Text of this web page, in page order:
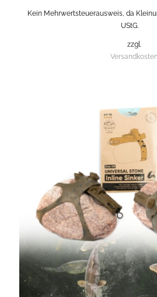
Kein Mehrwertsteuerausweis, da
UStG.
zzgl.
Versandkosten